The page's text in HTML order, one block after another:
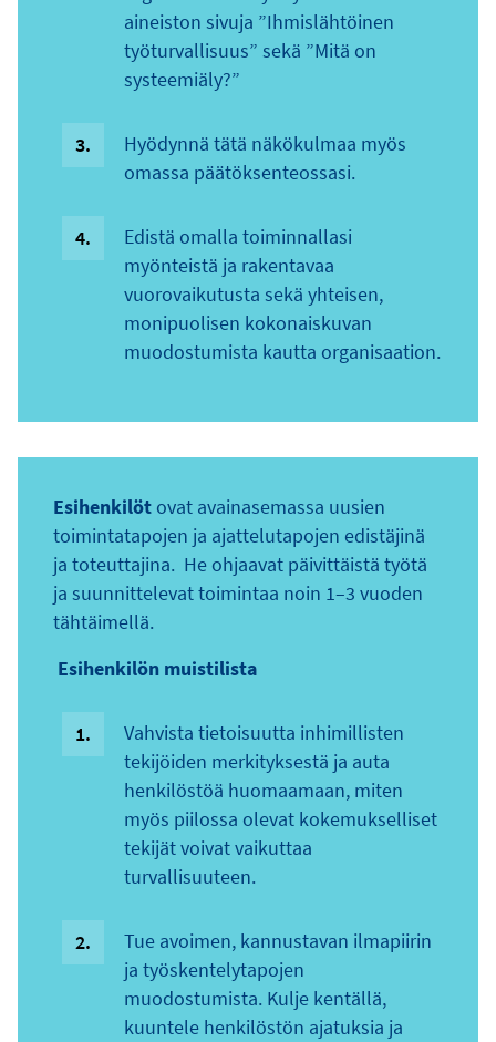
aineiston sivuja ”Ihmislähtöinen
työturvallisuus” sekä ”Mitä on
systeemiäly?”
Hyödynnä tätä näkökulmaa myös
omassa päätöksenteossasi.
Edistä omalla toiminnallasi
myönteistä ja rakentavaa
vuorovaikutusta sekä yhteisen,
monipuolisen kokonaiskuvan
muodostumista kautta organisaation.
Esihenkilöt ovat avainasemassa uusien
toimintatapojen ja ajattelutapojen edistäjinä
ja toteuttajina. He ohjaavat päivittäistä työtä
ja suunnittelevat toimintaa noin 1–3 vuoden
tähtäimellä.
Esihenkilön muistilista
Vahvista tietoisuutta inhimillisten
tekijöiden merkityksestä ja auta
henkilöstöä huomaamaan, miten
myös piilossa olevat kokemukselliset
tekijät voivat vaikuttaa
turvallisuuteen.
Tue avoimen, kannustavan ilmapiirin
ja työskentelytapojen
muodostumista. Kulje kentällä,
kuuntele henkilöstön ajatuksia ja